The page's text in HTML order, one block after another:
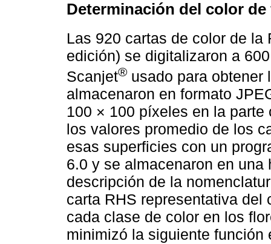
Determinación del color
Las 920 cartas de color de
edición) se digitalizaron a
Scanjet® usado para obtener
almacenaron en formato
100 × 100 píxeles en la
los valores promedio de los
esas superficies con un
6.0 y se almacenaron en
descripción de la
carta RHS representativa del
cada clase de color en los
minimizó la siguiente función